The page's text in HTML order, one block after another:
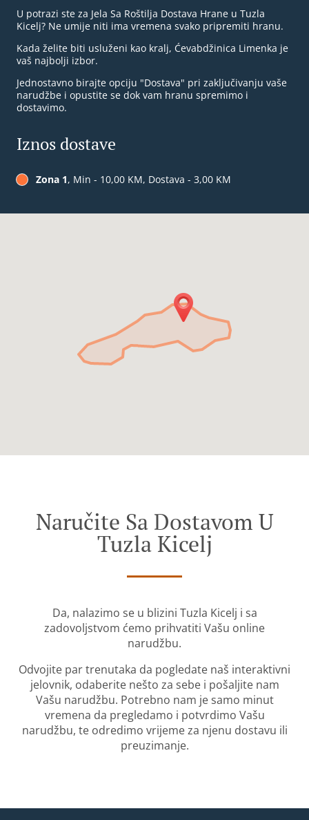
U potrazi ste za Jela Sa Roštilja Dostava Hrane u Tuzla
Kicelj? Ne umije niti ima vremena svako pripremiti hranu.
Kada želite biti usluženi kao kralj, Ćevabdžinica Limenka je
vaš najbolji izbor.
Jednostavno birajte opciju "Dostava" pri zaključivanju vaše
narudžbe i opustite se dok vam hranu spremimo i
dostavimo.
Iznos dostave
Zona 1, Min - 10,00 KM, Dostava - 3,00 KM
Naručite Sa Dostavom U
Tuzla Kicelj
Da, nalazimo se u blizini Tuzla Kicelj i sa
zadovoljstvom ćemo prihvatiti Vašu online
narudžbu.
Odvojite par trenutaka da pogledate naš interaktivni
jelovnik, odaberite nešto za sebe i pošaljite nam
Vašu narudžbu. Potrebno nam je samo minut
vremena da pregledamo i potvrdimo Vašu
narudžbu, te odredimo vrijeme za njenu dostavu ili
preuzimanje.